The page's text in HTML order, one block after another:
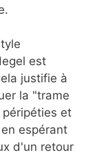
est
justifie à
la "trame
et
espérant
d'un retour